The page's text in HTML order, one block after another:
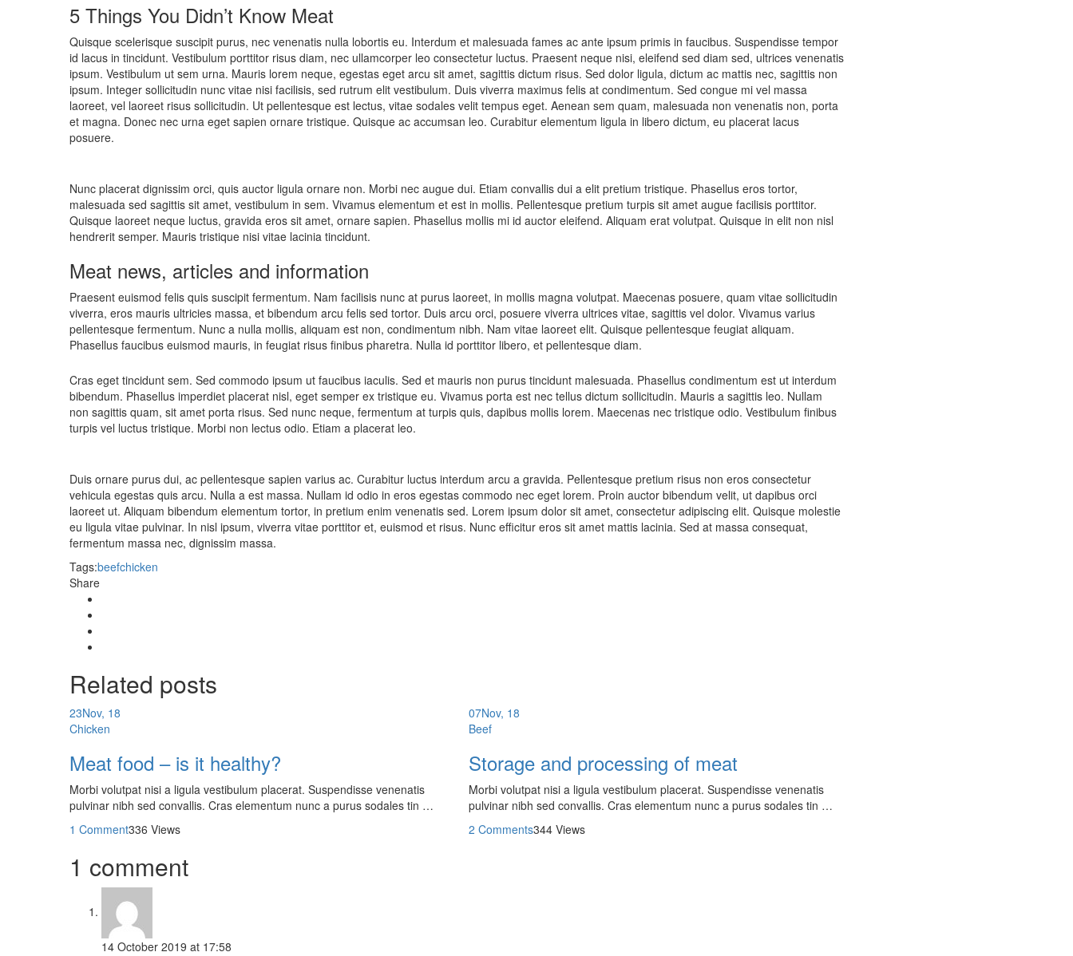
5 Things You Didn’t Know Meat
Quisque scelerisque suscipit purus, nec venenatis nulla lobortis eu. Interdum et malesuada fames ac ante ipsum primis in faucibus. Suspendisse tempor
id lacus in tincidunt. Vestibulum porttitor risus diam, nec ullamcorper leo consectetur luctus. Praesent neque nisi, eleifend sed diam sed, ultrices venenatis
ipsum. Vestibulum ut sem urna. Mauris lorem neque, egestas eget arcu sit amet, sagittis dictum risus. Sed dolor ligula, dictum ac mattis nec, sagittis non
ipsum. Integer sollicitudin nunc vitae nisi facilisis, sed rutrum elit vestibulum. Duis viverra maximus felis at condimentum. Sed congue mi vel massa
laoreet, vel laoreet risus sollicitudin. Ut pellentesque est lectus, vitae sodales velit tempus eget. Aenean sem quam, malesuada non venenatis non, porta
et magna. Donec nec urna eget sapien ornare tristique. Quisque ac accumsan leo. Curabitur elementum ligula in libero dictum, eu placerat lacus
posuere.
Nunc placerat dignissim orci, quis auctor ligula ornare non. Morbi nec augue dui. Etiam convallis dui a elit pretium tristique. Phasellus eros tortor,
malesuada sed sagittis sit amet, vestibulum in sem. Vivamus elementum et est in mollis. Pellentesque pretium turpis sit amet augue facilisis porttitor.
Quisque laoreet neque luctus, gravida eros sit amet, ornare sapien. Phasellus mollis mi id auctor eleifend. Aliquam erat volutpat. Quisque in elit non nisl
hendrerit semper. Mauris tristique nisi vitae lacinia tincidunt.
Meat news, articles and information
Praesent euismod felis quis suscipit fermentum. Nam facilisis nunc at purus laoreet, in mollis magna volutpat. Maecenas posuere, quam vitae sollicitudin
viverra, eros mauris ultricies massa, et bibendum arcu felis sed tortor. Duis arcu orci, posuere viverra ultrices vitae, sagittis vel dolor. Vivamus varius
pellentesque fermentum. Nunc a nulla mollis, aliquam est non, condimentum nibh. Nam vitae laoreet elit. Quisque pellentesque feugiat aliquam.
Phasellus faucibus euismod mauris, in feugiat risus finibus pharetra. Nulla id porttitor libero, et pellentesque diam.
Cras eget tincidunt sem. Sed commodo ipsum ut faucibus iaculis. Sed et mauris non purus tincidunt malesuada. Phasellus condimentum est ut interdum
bibendum. Phasellus imperdiet placerat nisl, eget semper ex tristique eu. Vivamus porta est nec tellus dictum sollicitudin. Mauris a sagittis leo. Nullam
non sagittis quam, sit amet porta risus. Sed nunc neque, fermentum at turpis quis, dapibus mollis lorem. Maecenas nec tristique odio. Vestibulum finibus
turpis vel luctus tristique. Morbi non lectus odio. Etiam a placerat leo.
Duis ornare purus dui, ac pellentesque sapien varius ac. Curabitur luctus interdum arcu a gravida. Pellentesque pretium risus non eros consectetur
vehicula egestas quis arcu. Nulla a est massa. Nullam id odio in eros egestas commodo nec eget lorem. Proin auctor bibendum velit, ut dapibus orci
laoreet ut. Aliquam bibendum elementum tortor, in pretium enim venenatis sed. Lorem ipsum dolor sit amet, consectetur adipiscing elit. Quisque molestie
eu ligula vitae pulvinar. In nisl ipsum, viverra vitae porttitor et, euismod et risus. Nunc efficitur eros sit amet mattis lacinia. Sed at massa consequat,
fermentum massa nec, dignissim massa.
Tags:beefchicken
Share
Related posts
23Nov, 18
Chicken
Meat food – is it healthy?
Morbi volutpat nisi a ligula vestibulum placerat. Suspendisse venenatis
pulvinar nibh sed convallis. Cras elementum nunc a purus sodales tin …
1 Comment336 Views
07Nov, 18
Beef
Storage and processing of meat
Morbi volutpat nisi a ligula vestibulum placerat. Suspendisse venenatis
pulvinar nibh sed convallis. Cras elementum nunc a purus sodales tin …
2 Comments344 Views
1 comment
14 October 2019 at 17:58